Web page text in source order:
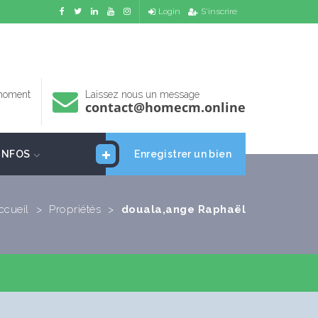
Login S'inscrire
Laissez nous un message
contact@homecm.online
Enregistrer un bien
> Propriétés > douala,ange Raphaël